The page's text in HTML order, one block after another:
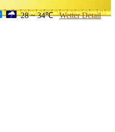
28 ~ 34℃ Wetter Detail